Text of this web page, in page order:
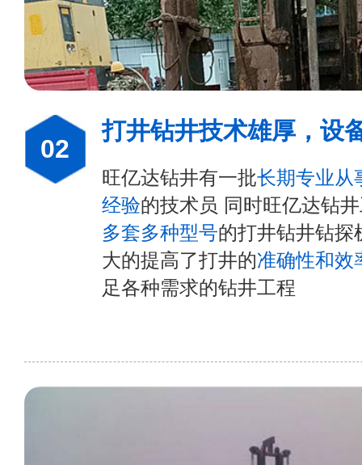
02
打井钻井技术雄厚，设
旺亿达钻井有一批长期专业从
经验的技术员 同时旺亿达钻
多套多种型号的打井钻井钻探
大的提高了打井的准确性和效
足各种需求的钻井工程